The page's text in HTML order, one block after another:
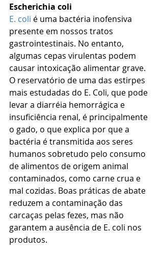
Escherichia coli
E. coli é uma bactéria inofensiva
presente em nossos tratos
gastrointestinais. No entanto,
algumas cepas virulentas podem
causar intoxicação alimentar grave.
O reservatório de uma das estirpes
mais estudadas do E. Coli, que pode
levar a diarréia hemorrágica e
insuficiência renal, é principalmente
o gado, o que explica por que a
bactéria é transmitida aos seres
humanos sobretudo pelo consumo
de alimentos de origem animal
contaminados, como carne crua e
mal cozidas. Boas práticas de abate
reduzem a contaminação das
carcaças pelas fezes, mas não
garantem a ausência de E. coli nos
produtos.